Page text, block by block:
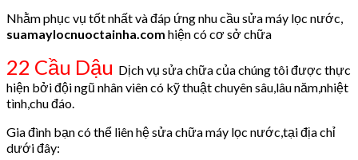
Nhằm phục vụ tốt nhất và đáp ứng nhu cầu sửa máy lọc nước,
suamaylocnuoctainha.com hiện có cơ sở chữa
22 Cầu Dậu Dịch vụ sửa chữa của chúng tôi được thực
hiện bởi đội ngũ nhân viên có kỹ thuật chuyên sâu,lâu năm,nhiệt
tình,chu đáo.
Gia đình bạn có thể liên hệ sửa chữa máy lọc nước,tại địa chỉ
dưới đây: